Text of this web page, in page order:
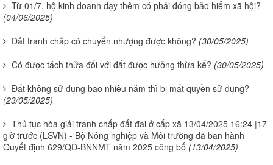
Từ 01/7, hộ kinh doanh dạy thêm có phải đóng bảo hiểm xã hội?
(04/06/2025)
Đất tranh chấp có chuyển nhượng được không? (30/05/2025)
Có được tách thửa đối với đất được hưởng thừa kế? (30/05/2025)
Đất không sử dụng bao nhiêu năm thì bị mất quyền sử dụng?
(23/05/2025)
Thủ tục hòa giải tranh chấp đất đai ở cấp xã 13/04/2025 16:24 |17
giờ trước (LSVN) - Bộ Nông nghiệp và Môi trường đã ban hành
Quyết định 629/QĐ-BNNMT năm 2025 công bố (13/04/2025)